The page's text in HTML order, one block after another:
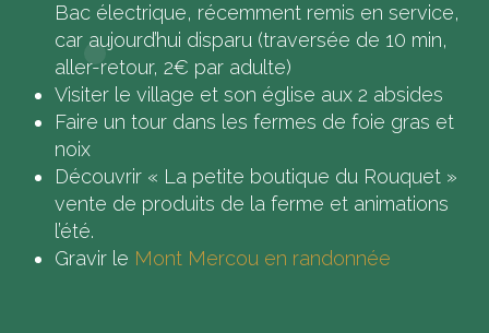
Bac électrique, récemment remis en service,
car aujourd’hui disparu (traversée de 10 min,
aller-retour, 2€ par adulte)
Visiter le village et son église aux 2 absides
Faire un tour dans les fermes de foie gras et
noix
Découvrir « La petite boutique du Rouquet »
vente de produits de la ferme et animations
l’été.
Gravir le Mont Mercou en randonnée